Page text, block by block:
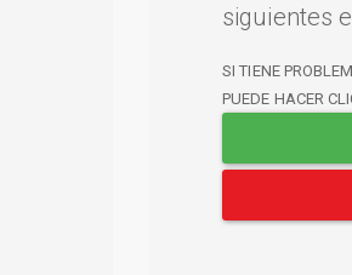
siguientes
SI TIENE
PUEDE HACER